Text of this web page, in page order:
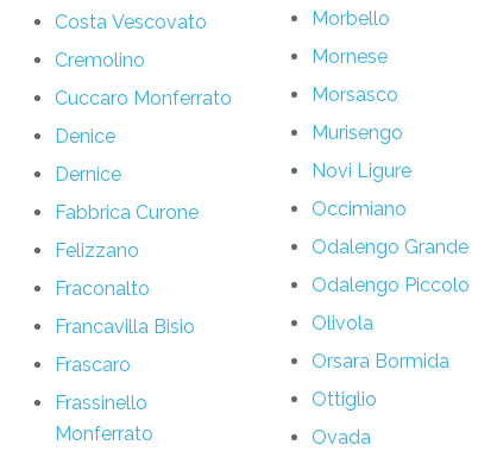
Costa Vescovato
Cremolino
Cuccaro Monferrato
Denice
Dernice
Fabbrica Curone
Felizzano
Fraconalto
Francavilla Bisio
Frascaro
Frassinello
Monferrato
Morbello
Mornese
Morsasco
Murisengo
Novi Ligure
Occimiano
Odalengo Grande
Odalengo Piccolo
Olivola
Orsara Bormida
Ottiglio
Ovada